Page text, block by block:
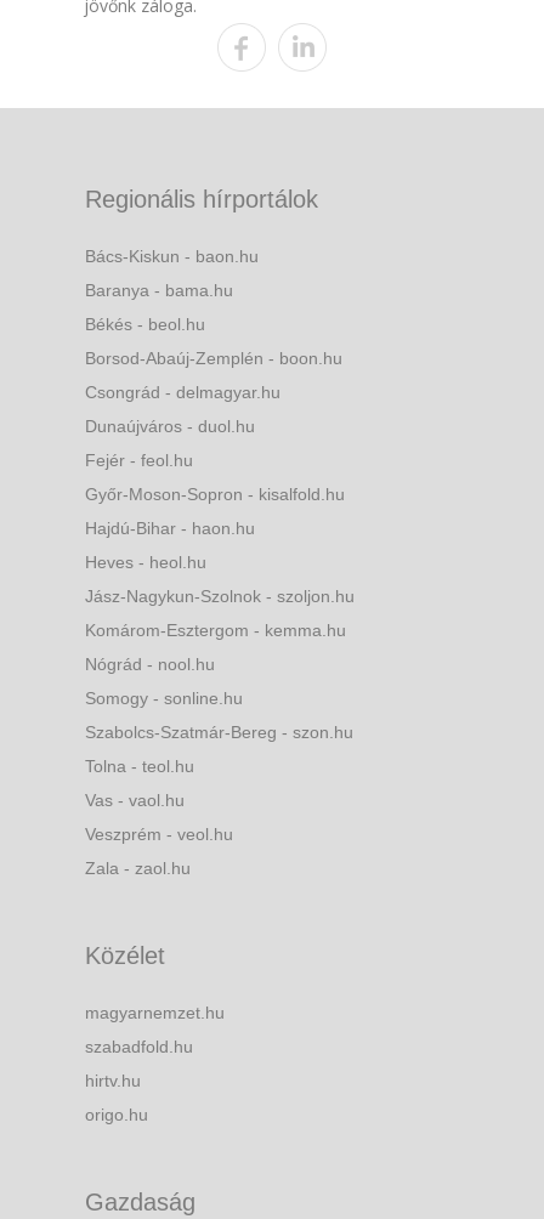
jövőnk záloga.
Regionális hírportálok
Bács-Kiskun - baon.hu
Baranya - bama.hu
Békés - beol.hu
Borsod-Abaúj-Zemplén - boon.hu
Csongrád - delmagyar.hu
Dunaújváros - duol.hu
Fejér - feol.hu
Győr-Moson-Sopron - kisalfold.hu
Hajdú-Bihar - haon.hu
Heves - heol.hu
Jász-Nagykun-Szolnok - szoljon.hu
Komárom-Esztergom - kemma.hu
Nógrád - nool.hu
Somogy - sonline.hu
Szabolcs-Szatmár-Bereg - szon.hu
Tolna - teol.hu
Vas - vaol.hu
Veszprém - veol.hu
Zala - zaol.hu
Közélet
magyarnemzet.hu
szabadfold.hu
hirtv.hu
origo.hu
Gazdaság